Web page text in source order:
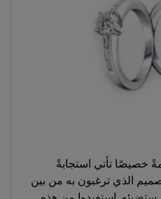
خصيصًا تأتي استجابةً
الذي ترغبون به من بين